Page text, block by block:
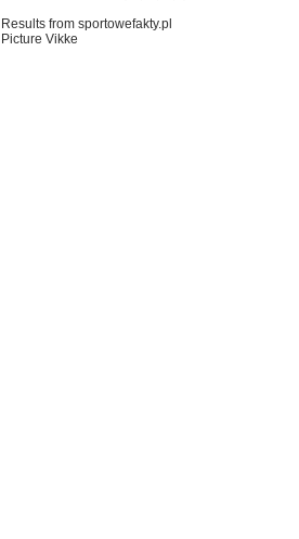
Results from sportowefakty.pl
Picture Vikke